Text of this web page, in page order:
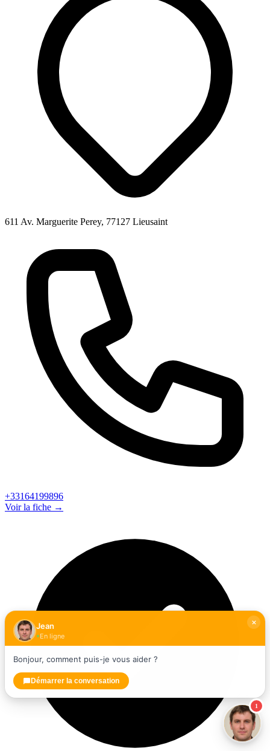
611 Av. Marguerite Perey, 77127 Lieusaint
+33164199896
Voir la fiche →
1
Jean
En ligne
Bonjour, comment puis-je vous aider ?
Démarrer la conversation